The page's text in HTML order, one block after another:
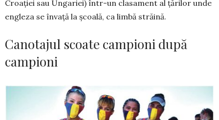
Croației sau Ungariei) într-un clasa­ment al ță­rilor unde
engleza se învață la școală, ca limbă stră­ină.
Canotajul scoate campioni după
campioni